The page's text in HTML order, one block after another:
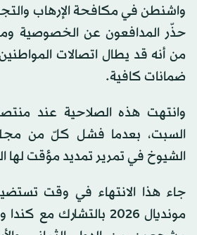
واشنطن في مكافحة الإرهاب
حذّر المدافعون عن الخصوصية
من أنه قد يطال اتصالات
ضمانات كافية.
وانتهت هذه الصلاحية عند
السبت، بعدما فشل كلّ من
الشيوخ في تمرير تمديد مؤقت
جاء هذا الانتهاء في وقت
مونديال 2026 بالتشارك